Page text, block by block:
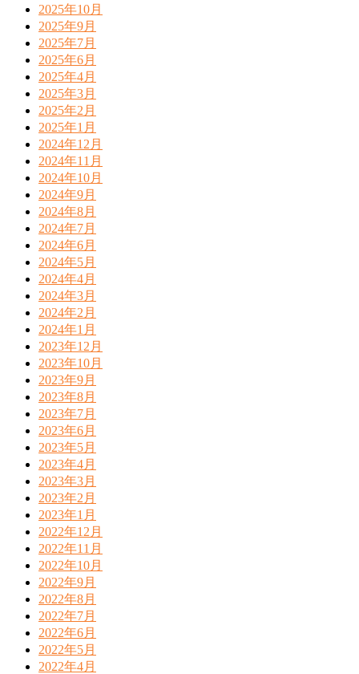
2025年10月
2025年9月
2025年7月
2025年6月
2025年4月
2025年3月
2025年2月
2025年1月
2024年12月
2024年11月
2024年10月
2024年9月
2024年8月
2024年7月
2024年6月
2024年5月
2024年4月
2024年3月
2024年2月
2024年1月
2023年12月
2023年10月
2023年9月
2023年8月
2023年7月
2023年6月
2023年5月
2023年4月
2023年3月
2023年2月
2023年1月
2022年12月
2022年11月
2022年10月
2022年9月
2022年8月
2022年7月
2022年6月
2022年5月
2022年4月